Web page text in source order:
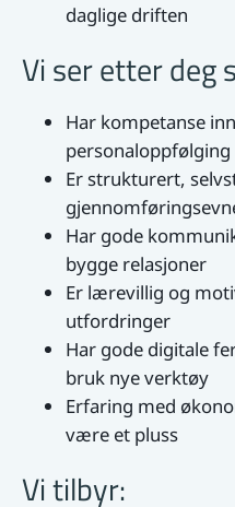
daglige driften
Vi ser etter deg
Har kompetanse
personaloppfølging
Er strukturert,
Har gode
bygge relasjoner
Er lærevillig og
utfordringer
Har gode digitale
bruk nye verktøy
Erfaring med
være et pluss
Vi tilbyr: